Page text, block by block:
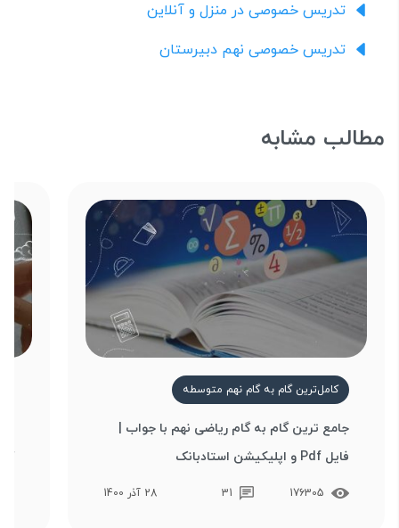
تدریس خصوصی در منزل و آنلاین
تدریس خصوصی نهم دبیرستان
مطالب مشابه
کامل‌ترین گام به گام نهم متوسطه
جامع ترین گام به گام ریاضی نهم با جواب |
فایل Pdf و اپلیکیشن استادبانک
176305
31 28 آذر 1400